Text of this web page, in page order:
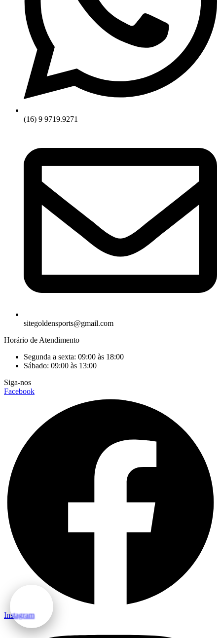
(16) 9 9719.9271
sitegoldensports@gmail.com
Horário de Atendimento
Segunda a sexta: 09:00 às 18:00
Sábado: 09:00 às 13:00
Siga-nos
Facebook
Instagram